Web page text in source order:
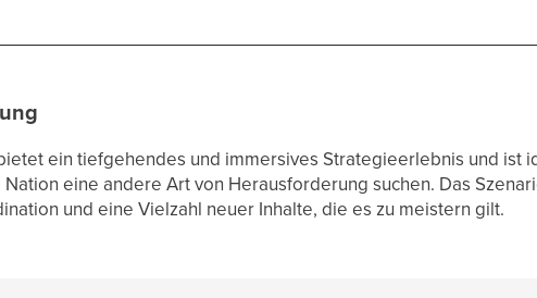
ein tiefgehendes und immersives Strategieerlebnis und ist
Nation eine andere Art von Herausforderung suchen. Das
und eine Vielzahl neuer Inhalte, die es zu meistern gilt.